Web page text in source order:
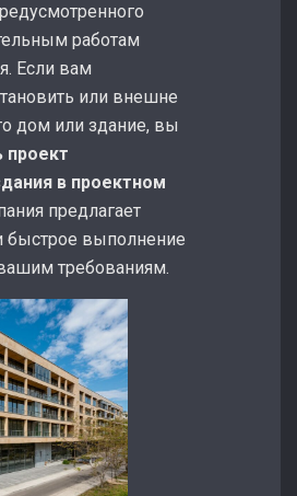
работам
Если вам
или внешне
дом или здание, вы
проект
в проектном
предлагает
выполнение
требованиям.